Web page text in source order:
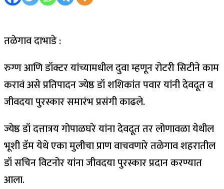
तळेगाव दाभाडे :
रुग्ण आणि डॉक्टर यांच्यामधील दुवा म्हणून रोटरी सिटीने काम
करावं असे प्रतिपादन ज्येष्ठ डॉ शशिकांत पवार यांनी देवदूत व
जीवदया पुरस्कार समारंभ प्रसंगी काढले.
ज्येष्ठ डॉ दत्तात्रय गोपाळघरे यांना देवदूत तर लोणावळा येथील
भूशी डॅम येथे एका मुलीचा प्राण वाचवणारे तळेगाव शहरातील
डॉ सचिन विटनोर यांना जीवदया पुरस्कार प्रदान करण्यात
आला.